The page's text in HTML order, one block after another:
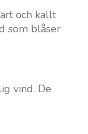
och kallt
som blåser
vind. De